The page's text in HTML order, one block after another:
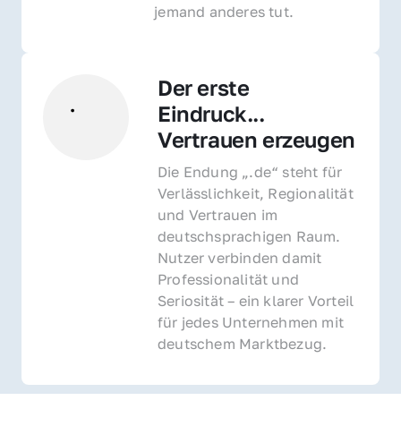
jemand anderes tut.
Der erste
Eindruck...
Vertrauen erzeugen
Die Endung „.de“ steht für
Verlässlichkeit, Regionalität
und Vertrauen im
deutschsprachigen Raum.
Nutzer verbinden damit
Professionalität und
Seriosität – ein klarer Vorteil
für jedes Unternehmen mit
deutschem Marktbezug.